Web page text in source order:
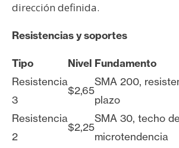
dirección definida.
Resistencias y soportes
Tipo Nivel Fundamento
Resistencia
3
$2,65
SMA 200,
plazo
Resistencia
2
$2,25
SMA 30, techo
microtendencia